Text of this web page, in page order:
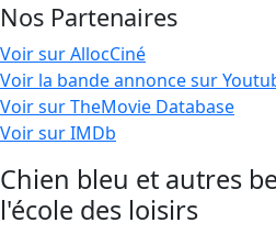
Nos Partenaires
Voir sur AllocCiné
Voir la bande annonce sur
Voir sur TheMovie Database
Voir sur IMDb
Chien bleu et autres
l'école des loisirs